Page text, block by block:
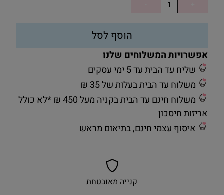
הוסף לסל
אפשרויות המשלוחים שלנו
שליח עד הבית עד 5 ימי עסקים
משלוח עד הבית בעלות של 35 ₪
משלוח חינם עד הבית בקניה מעל 450 ₪ *לא כולל
אריזות חיסכון
איסוף עצמי חינם, בתיאום מראש
קנייה מאובטחת